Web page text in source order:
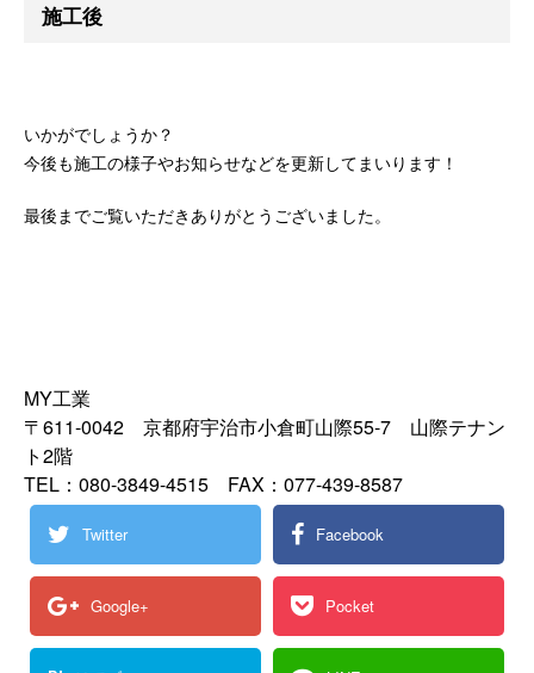
施工後
いかがでしょうか？
今後も施工の様子やお知らせなどを更新してまいります！
最後までご覧いただきありがとうございました。
MY工業
〒611-0042 京都府宇治市小倉町山際55-7 山際テナン
ト2階
TEL：080-3849-4515 FAX：077-439-8587
Twitter Facebook
Google+ Pocket